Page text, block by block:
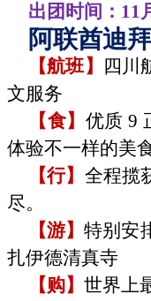
出团时间： 11
阿联酋迪拜
【航班】 四川
文服务
【食】 优质 9
体验不一样的美
【行】 全程揽
尽。
【游】特别安
扎伊德清真寺
【购】 世界上